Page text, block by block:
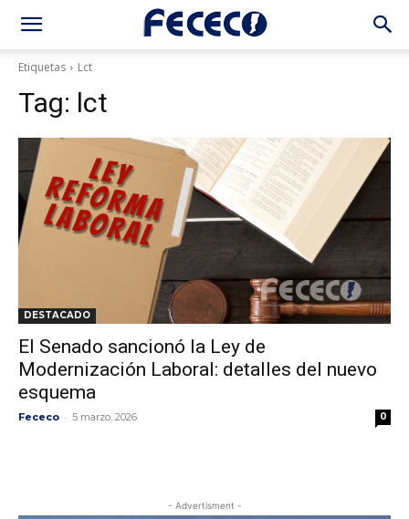
Etiquetas Lct
Tag: lct
DESTACADO
El Senado sancionó la Ley de
Modernización Laboral: detalles del nuevo
esquema
Fececo - 5 marzo, 2026 0
- Advertisment -